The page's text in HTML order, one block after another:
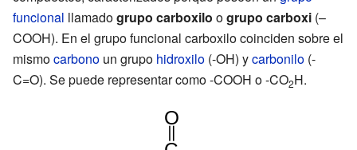
funcional llamadogrupo carboxilo ogrupo carboxi (–
COOH). En el grupo funcional carboxilo coinciden sobre el
mismocarbono un grupo hidroxilo (-OH) ycarbonilo (-
C=O). Se puede representar como -COOH o -CO2H.